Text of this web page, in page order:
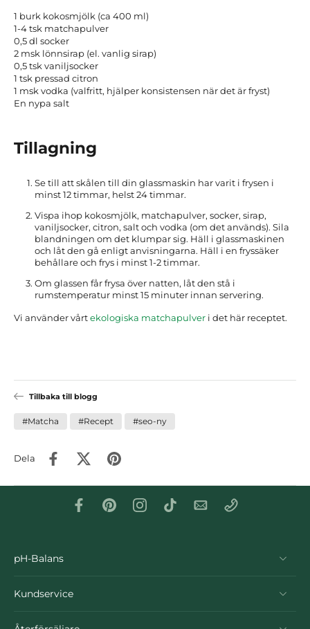
1 burk kokosmjölk (ca 400 ml)
1-4 tsk matchapulver
0,5 dl socker
2 msk lönnsirap (el. vanlig sirap)
0,5 tsk vaniljsocker
1 tsk pressad citron
1 msk vodka (valfritt, hjälper konsistensen när det är fryst)
En nypa salt
Tillagning
Se till att skålen till din glassmaskin har varit i frysen i
minst 12 timmar, helst 24 timmar.
Vispa ihop kokosmjölk, matchapulver, socker, sirap,
vaniljsocker, citron, salt och vodka (om det används). Sila
blandningen om det klumpar sig. Häll i glassmaskinen
och låt den gå enligt anvisningarna. Häll i en fryssäker
behållare och frys i minst 1-2 timmar.
Om glassen får frysa över natten, låt den stå i
rumstemperatur minst 15 minuter innan servering.
Vi använder vårt ekologiska matchapulver i det här receptet.
Tillbaka till blogg
#Matcha #Recept #seo-ny
Dela
pH-Balans
Kundservice